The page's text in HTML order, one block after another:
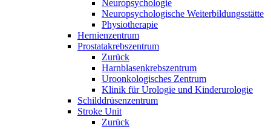
Neuropsychologie
Neuropsychologische Weiterbildungsstätte
Physiotherapie
Hernienzentrum
Prostatakrebszentrum
Zurück
Harnblasenkrebszentrum
Uroonkologisches Zentrum
Klinik für Urologie und Kinderurologie
Schilddrüsenzentrum
Stroke Unit
Zurück